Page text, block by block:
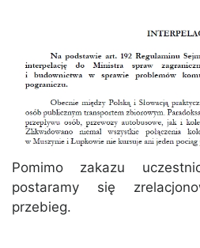
Pomimo zakazu
postaramy się
przebieg.